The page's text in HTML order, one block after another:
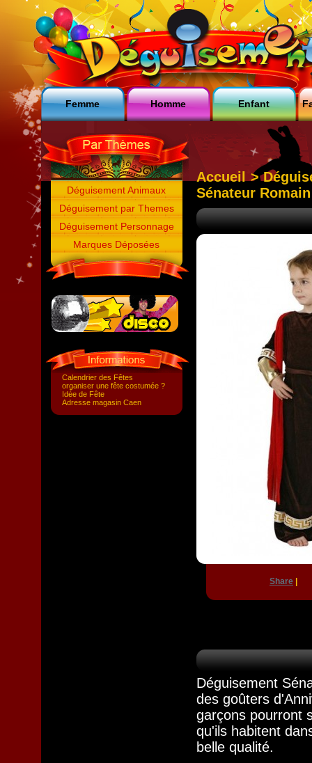
Femme Homme Enfant
Déguisement Animaux
Déguisement par Themes
Déguisement Personnage
Marques Déposées
Calendrier des Fêtes
organiser une fête costumée ?
Idée de Fête
Adresse magasin Caen
Accueil >
Sénateur
Share
Déguisement
des goûters
garçons pourront
qu'ils habitent
belle qualité.